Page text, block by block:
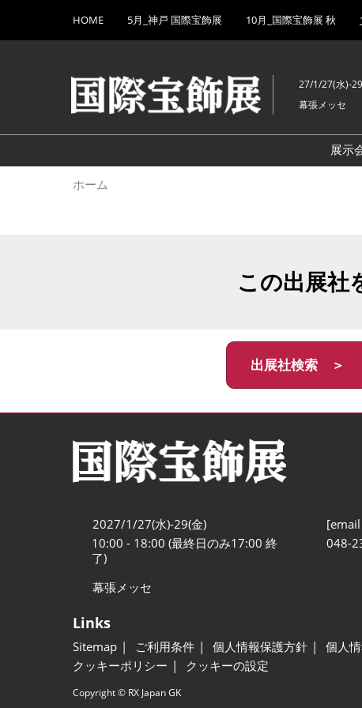
キ
し
て
to
HOME 5月_神戸 国際宝飾展 10月_国際宝飾展 秋
27/1/27(水)-
幕張メッセ
展示
ホーム
この出展社
出展社検索 ＞
2027/1/27(水)-29(金)
10:00 - 18:00 (最終日のみ17:00 終
了)
幕張メッセ
048-
Links
Sitemap ご利用条件 個人情報保護方針 個人
クッキーポリシー
クッキーの設定
Copyright © RX Japan GK